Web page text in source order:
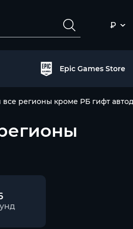
₽
Epic Games Store
регионы кроме РБ гифт